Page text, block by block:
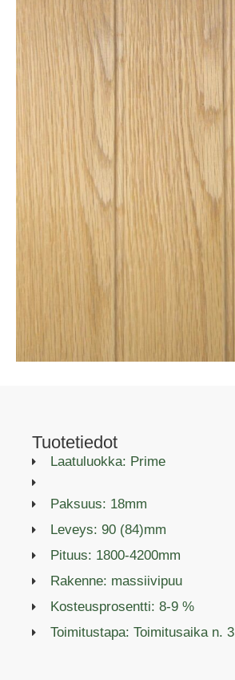
Tuotetiedot
Laatuluokka: Prime
Paksuus: 18mm
Leveys: 90 (84)mm
Pituus: 1800-4200mm
Rakenne: massiivipuu
Kosteusprosentti: 8-9 %
Toimitustapa: Toimitusaika n.